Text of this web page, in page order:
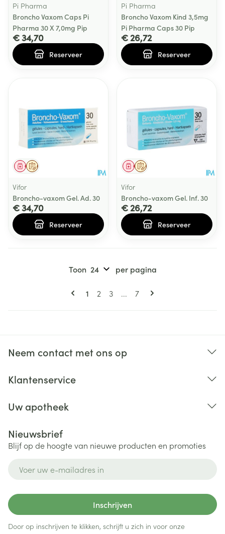
Pi Pharma
Broncho Vaxom Caps Pi
Pharma 30 X 7,0mg Pip
€ 34,70
Reserveer
Pi Pharma
Broncho Vaxom Kind 3,5mg
Pi Pharma Caps 30 Pip
€ 26,72
Reserveer
Op voorschrift
Geneesmiddel
Vifor
Broncho-vaxom Gel. Ad. 30
€ 34,70
Reserveer
Op voorschrift
Geneesmiddel
Vifor
Broncho-vaxom Gel. Inf. 30
€ 26,72
Reserveer
Pagina's
U lees momenteel pagina
1 Pagina
2 Pagina
3 ... Pagina
7
Toon per pagina
Neem contact met ons op
Klantenservice
Uw apotheek
Nieuwsbrief
Blijf op de hoogte van nieuwe producten en promoties
Inschrijven
Door op inschrijven te klikken, schrijft u zich in voor onze